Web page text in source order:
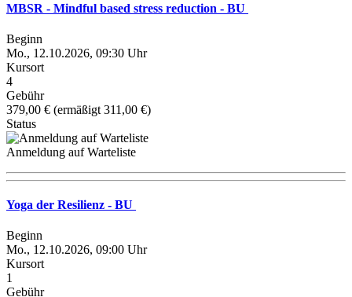
MBSR - Mindful based stress reduction - BU
Beginn
Mo., 12.10.2026, 09:30 Uhr
Kursort
4
Gebühr
379,00 € (ermäßigt 311,00 €)
Status
Anmeldung auf Warteliste
Yoga der Resilienz - BU
Beginn
Mo., 12.10.2026, 09:00 Uhr
Kursort
1
Gebühr